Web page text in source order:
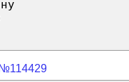
№114429